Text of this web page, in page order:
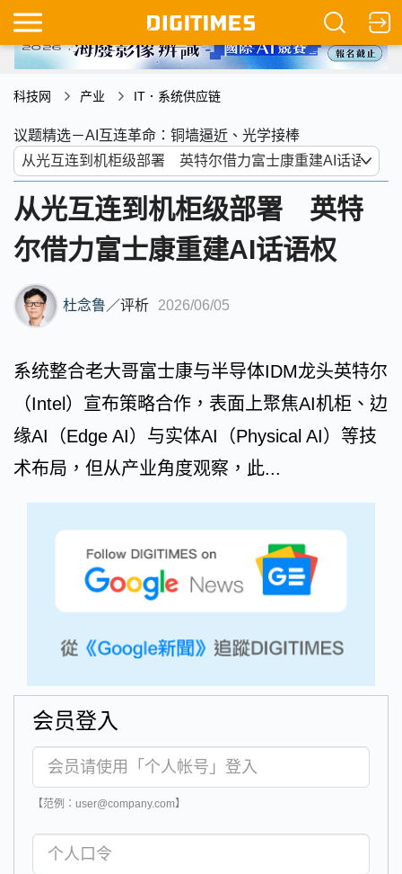
科技网 产业 IT．系统供应链
议题精选－AI互连革命：铜墙逼近、光学接棒
从光互连到机柜级部署 英特
尔借力富士康重建AI话语权
杜念鲁／评析 2026/06/05
系统整合老大哥富士康与半导体IDM龙头英特尔
（Intel）宣布策略合作，表面上聚焦AI机柜、边
缘AI（Edge AI）与实体AI（Physical AI）等技
术布局，但从产业角度观察，此...
会员登入
【范例：user@company.com】